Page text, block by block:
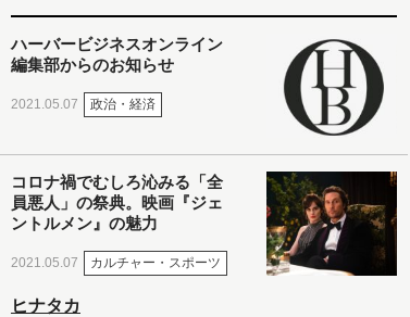
ハーバービジネスオンライン
編集部からのお知らせ
2021.05.07 政治・経済
コロナ禍でむしろ沁みる「全
員悪人」の祭典。映画『ジェ
ントルメン』の魅力
2021.05.07 カルチャー・スポーツ
ヒナタカ